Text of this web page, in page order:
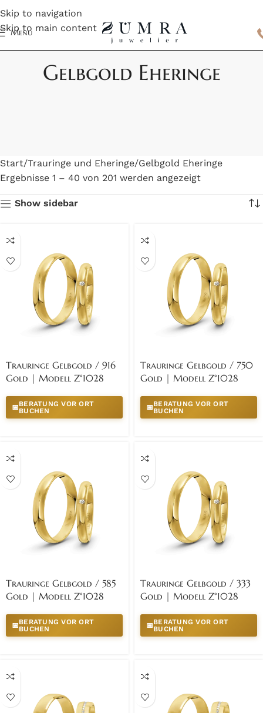
Skip to navigation
Skip to main content
Menu
Gelbgold Eheringe
Start Trauringe und Eheringe Gelbgold Eheringe
Ergebnisse 1 – 40 von 201 werden angezeigt
Show sidebar
Trauringe Gelbgold / 916
Gold | Modell Z°1028
📅BERATUNG VOR ORT
BUCHEN
Trauringe Gelbgold / 750
Gold | Modell Z°1028
📅BERATUNG VOR ORT
BUCHEN
Trauringe Gelbgold / 585
Gold | Modell Z°1028
📅BERATUNG VOR ORT
BUCHEN
Trauringe Gelbgold / 333
Gold | Modell Z°1028
📅BERATUNG VOR ORT
BUCHEN